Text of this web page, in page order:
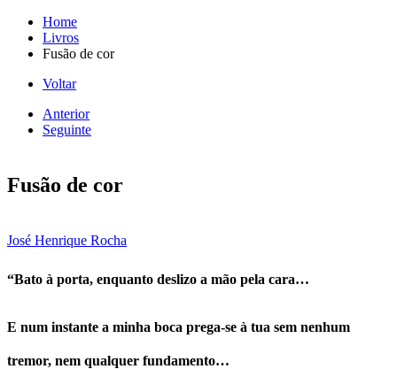
Home
Livros
Fusão de cor
Voltar
Anterior
Seguinte
Fusão de cor
José Henrique Rocha
“Bato à porta, enquanto deslizo a mão pela cara…
E num instante a minha boca prega-se à tua sem nenhum
tremor, nem qualquer fundamento…